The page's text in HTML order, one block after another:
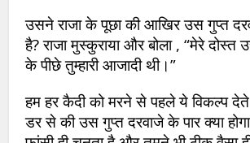
उसने राजा के पूछा की आखिर उस गुप्त
है? राजा मुस्कुराया और बोला , “मेरे दोस्त
के पीछे तुम्हारी आजादी थी।”
हम हर कैदी को मरने से पहले ये विकल्प
डर से की उस गुप्त दरवाजे के पार क्या